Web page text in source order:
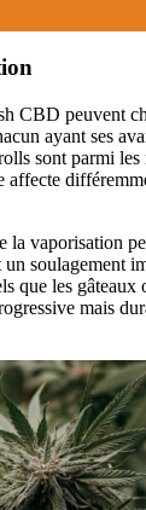
CBD peuvent
ayant ses
sont parmi les
affecte
la vaporisation
soulagement
que les
mais